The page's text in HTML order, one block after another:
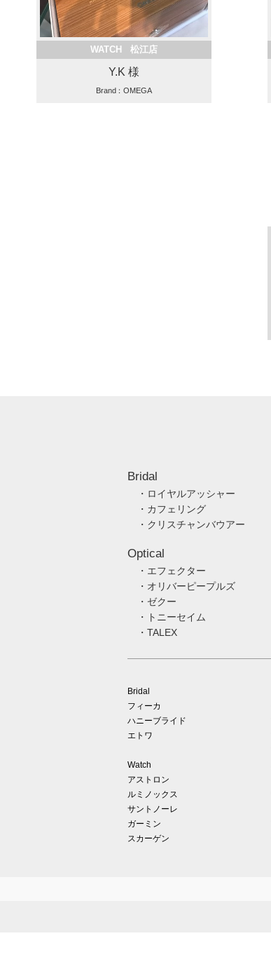
WATCH 松江店
Y.K 様
Brand：OMEGA
Bridal
・ロイヤルアッシャー
・カフェリング
・クリスチャンバウアー
Optical
・エフェクター
・オリバーピープルズ
・ゼクー
・トニーセイム
・TALEX
Bridal
フィーカ
ハニーブライド
エトワ
Watch
アストロン
ルミノックス
サントノーレ
ガーミン
スカーゲン